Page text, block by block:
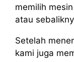
memilih
atau
Setelah
kami juga